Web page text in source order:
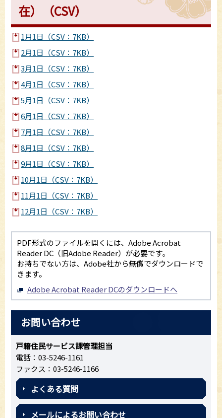
在）（CSV）
1月1日（CSV：7KB）
2月1日（CSV：7KB）
3月1日（CSV：7KB）
4月1日（CSV：7KB）
5月1日（CSV：7KB）
6月1日（CSV：7KB）
7月1日（CSV：7KB）
8月1日（CSV：7KB）
9月1日（CSV：7KB）
10月1日（CSV：7KB）
11月1日（CSV：7KB）
12月1日（CSV：7KB）
PDF形式のファイルを開くには、Adobe Acrobat
Reader DC（旧Adobe Reader）が必要です。
お持ちでない方は、Adobe社から無償でダウンロードで
きます。
Adobe Acrobat Reader DCのダウンロードへ
お問い合わせ
戸籍住民サービス課管理担当
電話：03-5246-1161
ファクス：03-5246-1166
よくある質問
メールによるお問い合わせ